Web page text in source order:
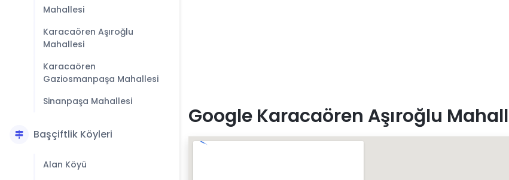
Mahallesi
Karacaören Aşıroğlu
Mahallesi
Karacaören
Gaziosmanpaşa Mahallesi
Sinanpaşa Mahallesi
Başçiftlik Köyleri
Alan Köyü
Google Karacaören Aşıroğlu